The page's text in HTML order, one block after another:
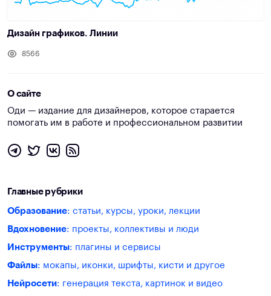
Дизайн графиков. Линии
8566
О сайте
Оди — издание для дизайнеров, которое старается
помогать им в работе и профессиональном развитии
Главные рубрики
Образование: статьи, курсы, уроки, лекции
Вдохновение: проекты, коллективы и люди
Инструменты: плагины и сервисы
Файлы: мокапы, иконки, шрифты, кисти и другое
Нейросети: генерация текста, картинок и видео